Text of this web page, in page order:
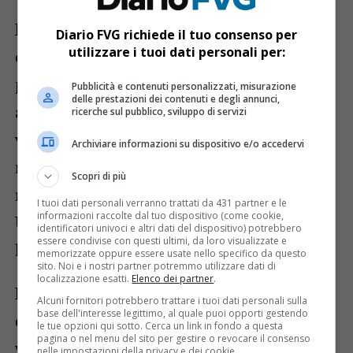
Per chi non potrà utilizzare lo svincolo
esterno di entrata, Autostrade consiglia di
proseguire lungo lastrada statale 13
all’uscita successiva, continuando poi su
via Guglielmo Marconi. Alla rotonda sarà
necessario prendere la prima uscita e
rientrare sulla statale 13 in direzione
Udine, così da raggiungere nuovamente
l’entrata di Udine Nord.
Diverso invece il percorso previsto per la
chiusura dello svincolo esterno di uscita
verso Tarvisio. In questo caso gli
Diario FVG richiede il tuo consenso per
utilizzare i tuoi dati personali per:
Pubblicità e contenuti personalizzati, misurazione
delle prestazioni dei contenuti e degli annunci,
ricerche sul pubblico, sviluppo di servizi
Archiviare informazioni su dispositivo e/o accedervi
Scopri di più
I tuoi dati personali verranno trattati da 431 partner e le
informazioni raccolte dal tuo dispositivo (come cookie,
identificatori univoci e altri dati del dispositivo) potrebbero
essere condivise con questi ultimi, da loro visualizzate e
memorizzate oppure essere usate nello specifico da questo
sito. Noi e i nostri partner potremmo utilizzare dati di
localizzazione esatti. Elenco dei partner.
Alcuni fornitori potrebbero trattare i tuoi dati personali sulla
base dell'interesse legittimo, al quale puoi opporti gestendo
le tue opzioni qui sotto. Cerca un link in fondo a questa
pagina o nel menu del sito per gestire o revocare il consenso